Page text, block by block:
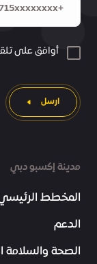
مدينة إكسبو دبي
المخطط
الدعم
الصحة والسلامة
أوافق على
ارسل